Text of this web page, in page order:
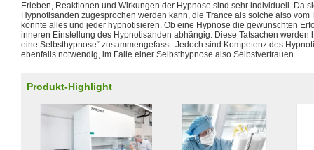
Erleben, Reaktionen und Wirkungen der Hypnose sind sehr individuell. Da
Hypnotisanden zugesprochen werden kann, die Trance als solche also
könnte alles und jeder hypnotisieren. Ob eine Hypnose die gewünschten
inneren Einstellung des Hypnotisanden abhängig. Diese Tatsachen werden
eine Selbsthypnose“ zusammengefasst. Jedoch sind Kompetenz des
ebenfalls notwendig, im Falle einer Selbsthypnose also Selbstvertrauen.
Produkt-Highlight